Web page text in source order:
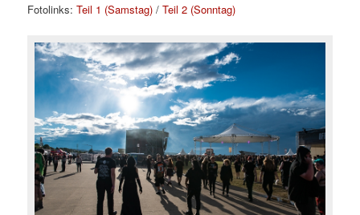
Fotolinks:Teil 1 (Samstag) /Teil 2 (Sonntag)